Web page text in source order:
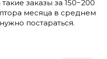
заказы за 150−200
месяца в среднем
постараться.